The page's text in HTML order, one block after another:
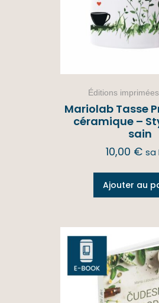
Éditions
Mariolab Tasse
céramique –
sain
10,00 € sa
Ajouter au